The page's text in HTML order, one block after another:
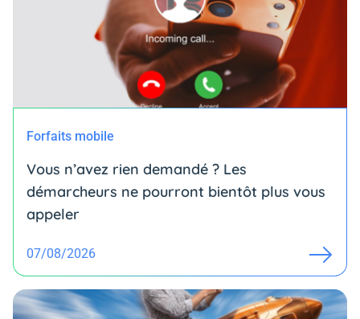
Forfaits mobile
Vous n’avez rien demandé ? Les
démarcheurs ne pourront bientôt plus vous
appeler
07/08/2026